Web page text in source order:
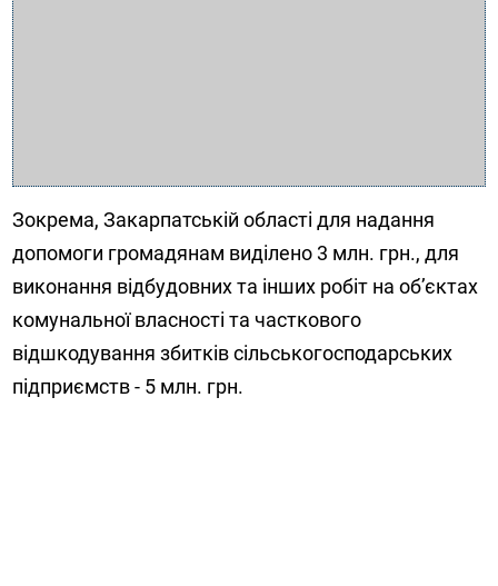
Зокрема, Закарпатській області для надання
допомоги громадянам виділено 3 млн. грн., для
виконання відбудовних та інших робіт на об’єктах
комунальної власності та часткового
відшкодування збитків сільськогосподарських
підприємств - 5 млн. грн.